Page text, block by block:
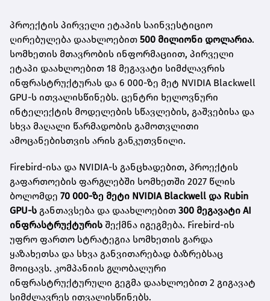
პროექტის პირველი ეტაპის საინვესტიციო
ღირებულება დაახლოებით 500 მილიონი დოლარია.
სომხეთის მთავრობის ინფორმაციით, პირველი
ეტაპი დაახლოებით 18 მეგავატი სიმძლავრის
ინფრასტრუქტურას და 6 000-ზე მეტ NVIDIA Blackwell
GPU-ს ითვალისწინებს. ცენტრი ხელოვნური
ინტელექტის მოდელების სწავლების, გაშვებისა და
სხვა მაღალი წარმადობის გამოთვლითი
ამოცანებისთვის არის განკუთვნილი.
Firebird-ისა და NVIDIA-ს განცხადებით, პროექტის
გაფართოების ფარგლებში სომხეთში 2027 წლის
ბოლომდე 70 000-ზე მეტი NVIDIA Blackwell და Rubin
GPU-ს განთავსება და დაახლოებით 300 მეგავატი AI
ინფრასტრუქტურის შექმნა იგეგმება. Firebird-ის
უფრო ფართო სტრატეგია სომხეთის გარდა
ყაზახეთსა და სხვა განვითარებად ბაზრებსაც
მოიცავს. კომპანიის გლობალური
ინფრასტრუქტურული გეგმა დაახლოებით 2 გიგავატ
სიმძლავრეს ითვალისწინებს.